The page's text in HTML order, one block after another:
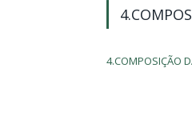
4.COMPOSIÇÃO